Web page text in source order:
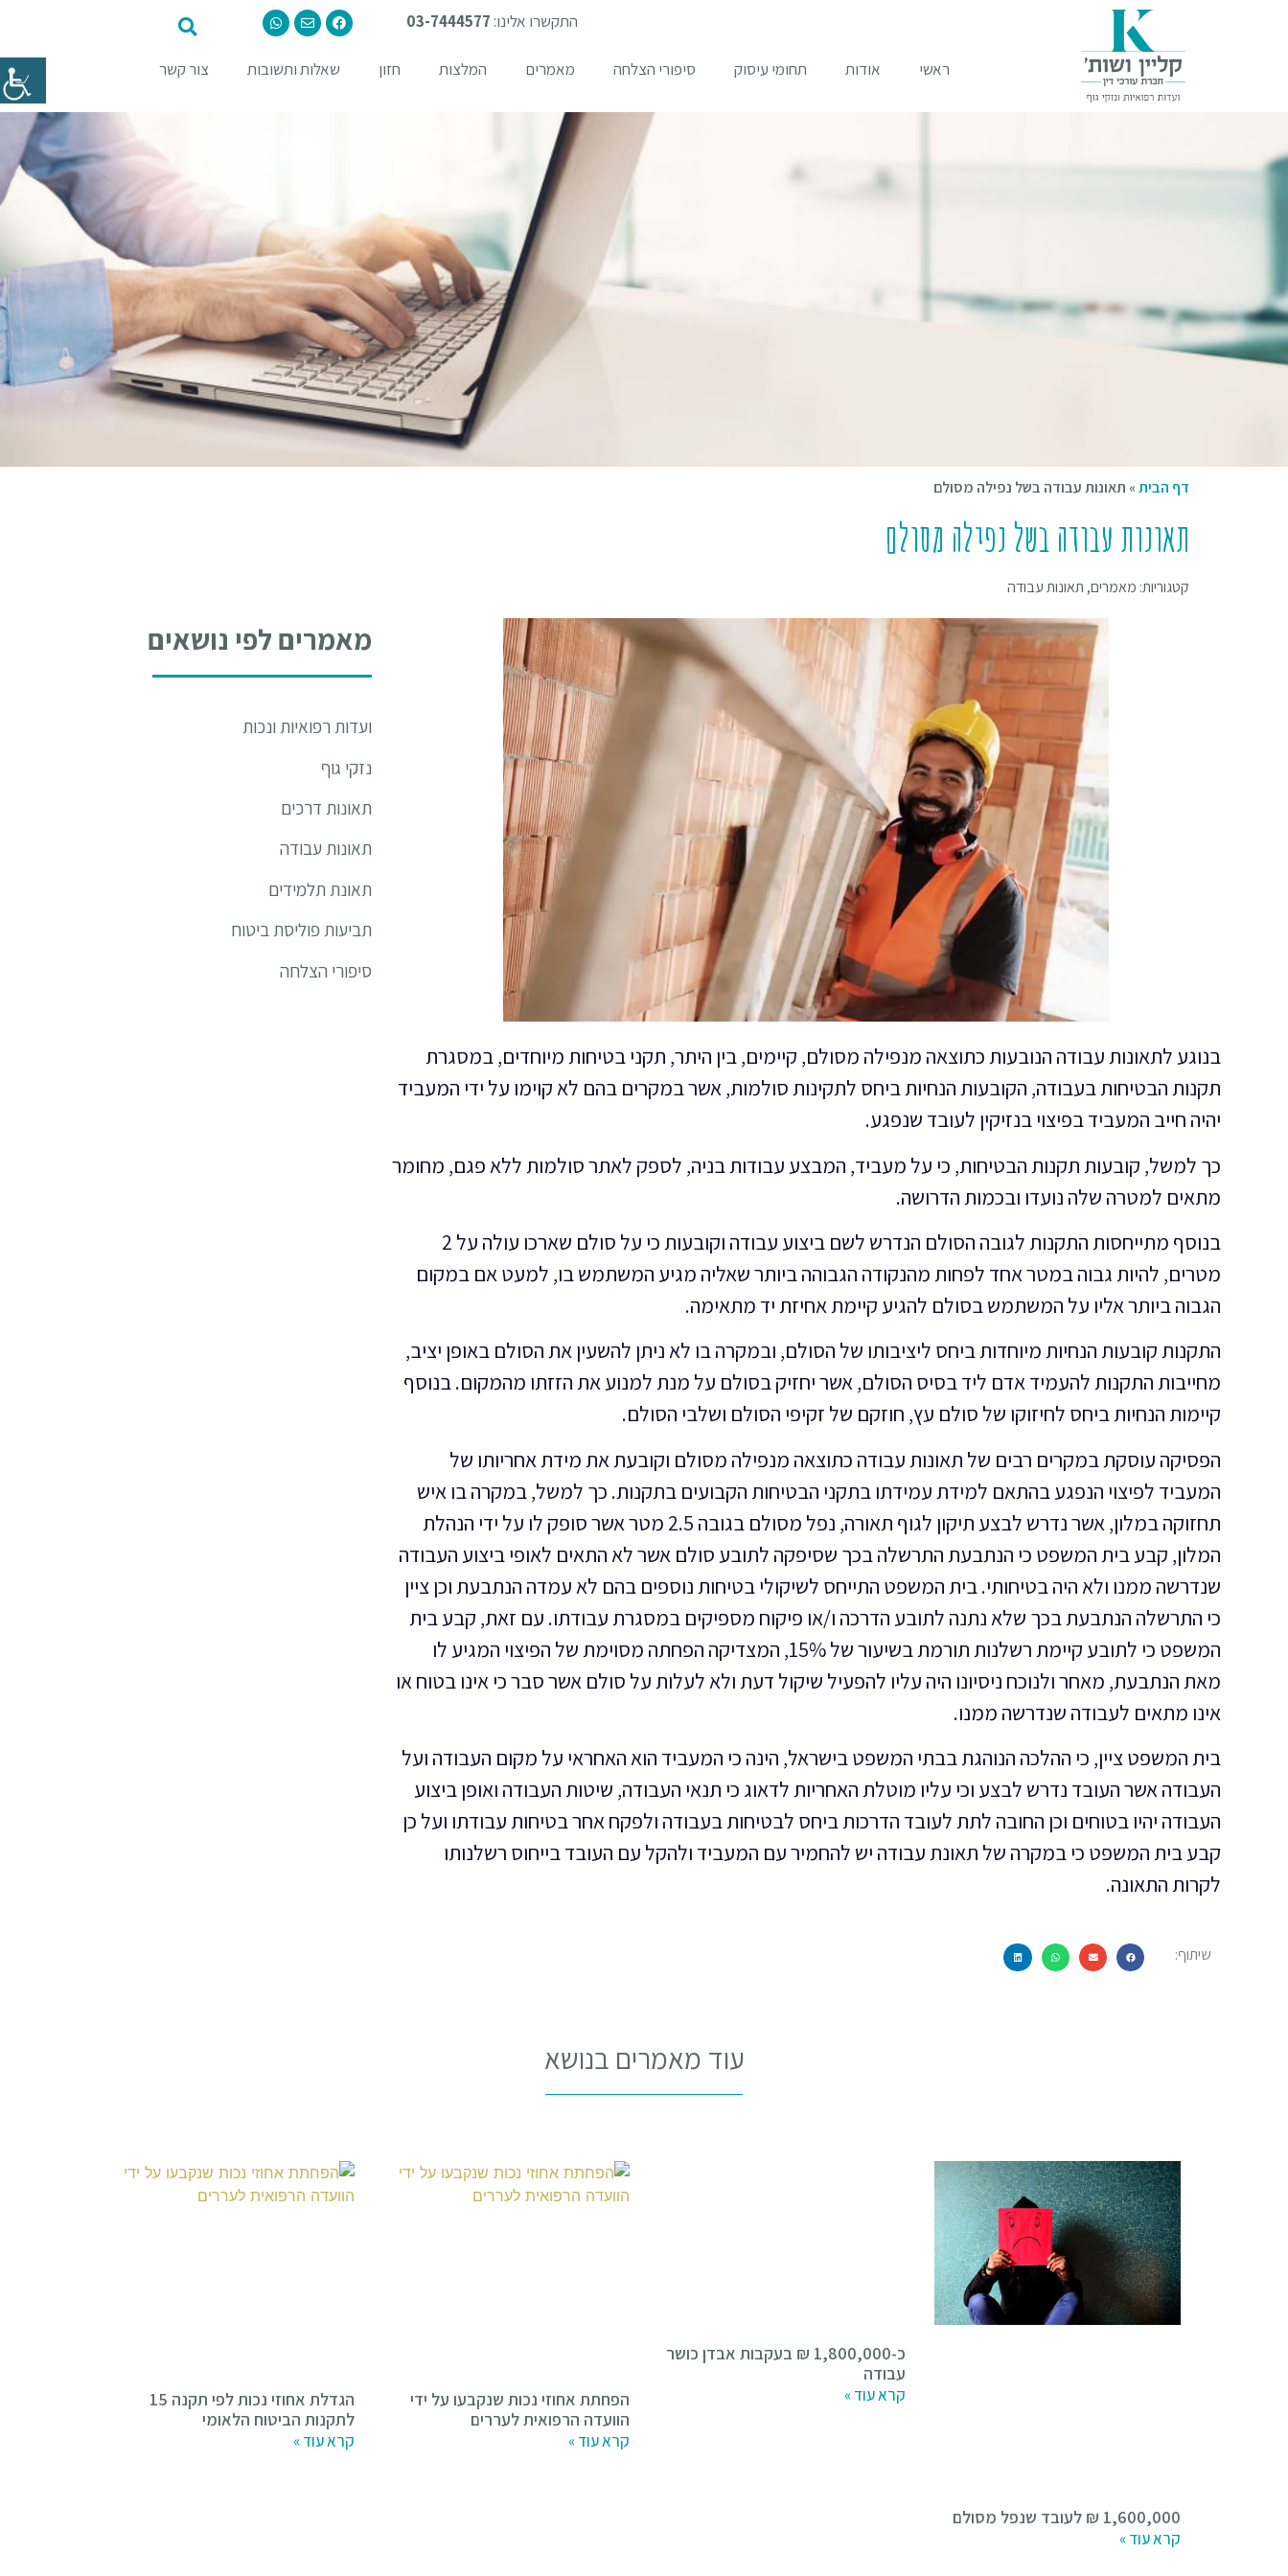
התקשרו אלינו: 03-7444577
ראשי אודות תחומי עיסוק סיפורי הצלחה מאמרים המלצות חזון שאלות ותשובות צור קשר
דף הבית» תאונות עבודה בשל נפילה מסולם
תאונות עבודה בשל נפילה מסולם
קטגוריות: מאמרים, תאונות עבודה
בנוגע לתאונות עבודה הנובעות כתוצאה מנפילה מסולם, קיימים, בין היתר, תקני בטיחות מיוחדים, במסגרת
תקנות הבטיחות בעבודה, הקובעות הנחיות ביחס לתקינות סולמות, אשר במקרים בהם לא קוימו על ידי המעביד
יהיה חייב המעביד בפיצוי בנזיקין לעובד שנפגע.
כך למשל, קובעות תקנות הבטיחות, כי על מעביד, המבצע עבודות בניה, לספק לאתר סולמות ללא פגם, מחומר
מתאים למטרה שלה נועדו ובכמות הדרושה.
בנוסף מתייחסות התקנות לגובה הסולם הנדרש לשם ביצוע עבודה וקובעות כי על סולם שארכו עולה על 2
מטרים, להיות גבוה במטר אחד לפחות מהנקודה הגבוהה ביותר שאליה מגיע המשתמש בו, למעט אם במקום
הגבוה ביותר אליו על המשתמש בסולם להגיע קיימת אחיזת יד מתאימה.
התקנות קובעות הנחיות מיוחדות ביחס ליציבותו של הסולם, ובמקרה בו לא ניתן להשעין את הסולם באופן יציב,
מחייבות התקנות להעמיד אדם ליד בסיס הסולם, אשר יחזיק בסולם על מנת למנוע את הזזתו מהמקום. בנוסף
קיימות הנחיות ביחס לחיזוקו של סולם עץ, חוזקם של זקיפי הסולם ושלבי הסולם.
הפסיקה עוסקת במקרים רבים של תאונות עבודה כתוצאה מנפילה מסולם וקובעת את מידת אחריותו של
המעביד לפיצוי הנפגע בהתאם למידת עמידתו בתקני הבטיחות הקבועים בתקנות. כך למשל, במקרה בו איש
תחזוקה במלון, אשר נדרש לבצע תיקון לגוף תאורה, נפל מסולם בגובה 2.5 מטר אשר סופק לו על ידי הנהלת
המלון, קבע בית המשפט כי הנתבעת התרשלה בכך שסיפקה לתובע סולם אשר לא התאים לאופי ביצוע העבודה
שנדרשה ממנו ולא היה בטיחותי. בית המשפט התייחס לשיקולי בטיחות נוספים בהם לא עמדה הנתבעת וכן ציין
כי התרשלה הנתבעת בכך שלא נתנה לתובע הדרכה ו/או פיקוח מספיקים במסגרת עבודתו. עם זאת, קבע בית
המשפט כי לתובע קיימת רשלנות תורמת בשיעור של 15%, המצדיקה הפחתה מסוימת של הפיצוי המגיע לו
מאת הנתבעת, מאחר ולנוכח ניסיונו היה עליו להפעיל שיקול דעת ולא לעלות על סולם אשר סבר כי אינו בטוח או
אינו מתאים לעבודה שנדרשה ממנו.
בית המשפט ציין, כי ההלכה הנוהגת בבתי המשפט בישראל, הינה כי המעביד הוא האחראי על מקום העבודה ועל
העבודה אשר העובד נדרש לבצע וכי עליו מוטלת האחריות לדאוג כי תנאי העבודה, שיטות העבודה ואופן ביצוע
העבודה יהיו בטוחים וכן החובה לתת לעובד הדרכות ביחס לבטיחות בעבודה ולפקח אחר בטיחות עבודתו ועל כן
קבע בית המשפט כי במקרה של תאונת עבודה יש להחמיר עם המעביד ולהקל עם העובד בייחוס רשלנותו
לקרות התאונה.
שיתוף:
מאמרים לפי נושאים
ועדות רפואיות ונכות
נזקי גוף
תאונות דרכים
תאונות עבודה
תאונת תלמידים
תביעות פוליסת ביטוח
סיפורי הצלחה
עוד מאמרים בנושא
1,600,000 ₪ לעובד שנפל מסולם
קרא עוד »
כ-1,800,000 ₪ בעקבות אבדן כושר
עבודה
קרא עוד »
הפחתת אחוזי נכות שנקבעו על ידי
הוועדה הרפואית לעררים
קרא עוד »
הגדלת אחוזי נכות לפי תקנה 15
לתקנות הביטוח הלאומי
קרא עוד »